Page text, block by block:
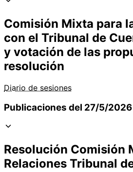
Comisión Mixta para
con el Tribunal de
y votación de las
resolución
Diario de sesiones
Publicaciones del 27/5/2026
Resolución Comisión
Relaciones Tribunal